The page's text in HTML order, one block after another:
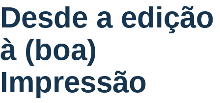
Desde a edição
à (boa)
Impressão